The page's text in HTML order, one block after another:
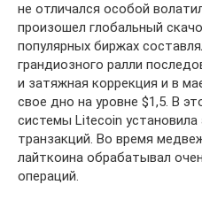
не отличался особой
произошел глобальный
популярных биржах
грандиозного ралли
и затяжная коррекция и в
свое дно на уровне $1,5. В
системы Litecoin
транзакций. Во время
лайткоина обрабатывал
операций.